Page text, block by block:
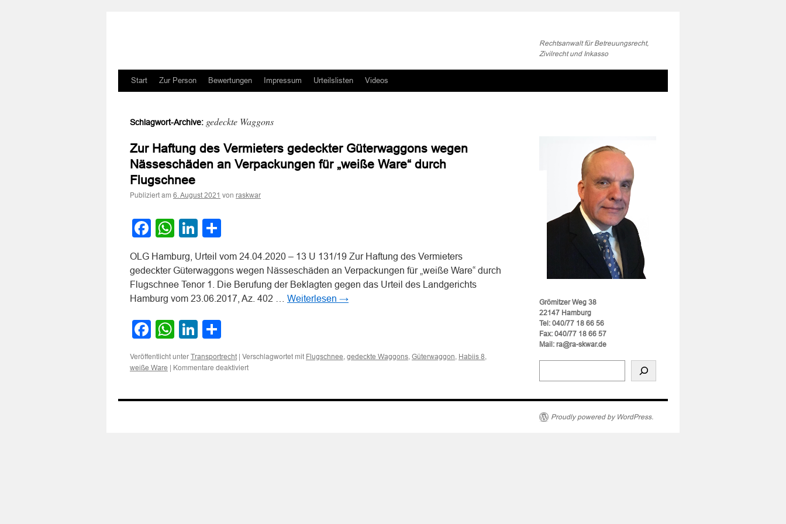
Rechtsanwalt für Betreuungsrecht,
Zivilrecht und Inkasso
Zum
springen
Start Zur Person Bewertungen Impressum Urteilslisten Videos
Schlagwort-Archive: gedeckte Waggons
Zur Haftung des Vermieters gedeckter Güterwaggons wegen
Nässeschäden an Verpackungen für „weiße Ware“ durch
Flugschnee
Publiziert am 6. August 2021 von raskwar
Facebook
WhatsApp
LinkedIn
OLG Hamburg, Urteil vom 24.04.2020 – 13 U 131/19 Zur Haftung des Vermieters
gedeckter Güterwaggons wegen Nässeschäden an Verpackungen für „weiße Ware“ durch
Flugschnee Tenor 1. Die Berufung der Beklagten gegen das Urteil des Landgerichts
Hamburg vom 23.06.2017, Az. 402 … Weiterlesen →
Facebook
WhatsApp
LinkedIn
Veröffentlicht unter Transportrecht | Verschlagwortet mit Flugschnee, gedeckte Waggons, Güterwaggon, Habiis 8,
weiße Ware | Kommentare deaktiviertfür
des
Grömitzer Weg 38
22147 Hamburg
Tel: 040/77 18 66 56
Fax: 040/77 18 66 57
Mail: ra@ra-skwar.de
Proudly powered by WordPress.